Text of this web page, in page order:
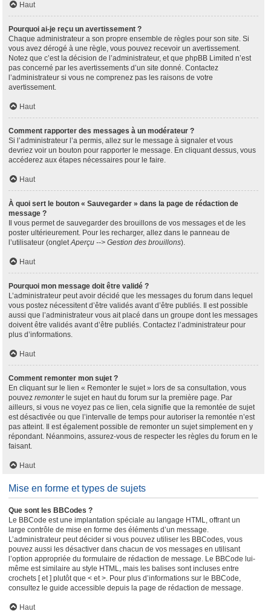
Haut
Pourquoi ai-je reçu un avertissement ?
Chaque administrateur a son propre ensemble de règles pour son site. Si
vous avez dérogé à une règle, vous pouvez recevoir un avertissement.
Notez que c’est la décision de l’administrateur, et que phpBB Limited n’est
pas concerné par les avertissements d’un site donné. Contactez
l’administrateur si vous ne comprenez pas les raisons de votre
avertissement.
Haut
Comment rapporter des messages à un modérateur ?
Si l’administrateur l’a permis, allez sur le message à signaler et vous
devriez voir un bouton pour rapporter le message. En cliquant dessus, vous
accéderez aux étapes nécessaires pour le faire.
Haut
À quoi sert le bouton « Sauvegarder » dans la page de rédaction de
message ?
Il vous permet de sauvegarder des brouillons de vos messages et de les
poster ultérieurement. Pour les recharger, allez dans le panneau de
l’utilisateur (ongletAperçu --> Gestion des brouillons).
Haut
Pourquoi mon message doit être validé ?
L’administrateur peut avoir décidé que les messages du forum dans lequel
vous postez nécessitent d’être validés avant d’être publiés. Il est possible
aussi que l’administrateur vous ait placé dans un groupe dont les messages
doivent être validés avant d’être publiés. Contactez l’administrateur pour
plus d’informations.
Haut
Comment remonter mon sujet ?
En cliquant sur le lien « Remonter le sujet » lors de sa consultation, vous
pouvez remonterle sujet en haut du forum sur la première page. Par
ailleurs, si vous ne voyez pas ce lien, cela signifie que la remontée de sujet
est désactivée ou que l’intervalle de temps pour autoriser la remontée n’est
pas atteint. Il est également possible de remonter un sujet simplement en y
répondant. Néanmoins, assurez-vous de respecter les règles du forum en le
faisant.
Haut
Mise en forme et types de sujets
Que sont les BBCodes ?
Le BBCode est une implantation spéciale au langage HTML, offrant un
large contrôle de mise en forme des éléments d’un message.
L’administrateur peut décider si vous pouvez utiliser les BBCodes, vous
pouvez aussi les désactiver dans chacun de vos messages en utilisant
l’option appropriée du formulaire de rédaction de message. Le BBCode lui-
même est similaire au style HTML, mais les balises sont incluses entre
crochets [ et ] plutôt que < et >. Pour plus d’informations sur le BBCode,
consultez le guide accessible depuis la page de rédaction de message.
Haut